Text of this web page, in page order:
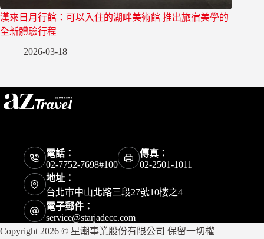
漢來日月行館：可以入住的湖畔美術館 推出旅宿美學的
全新體驗行程
2026-03-18
電話：
02-7752-7698#100
傳真：
02-2501-1011
地址：
台北市中山北路三段27號10樓之4
電子郵件：
service@starjadecc.com
Copyright 2026 © 星潮事業股份有限公司 保留一切權